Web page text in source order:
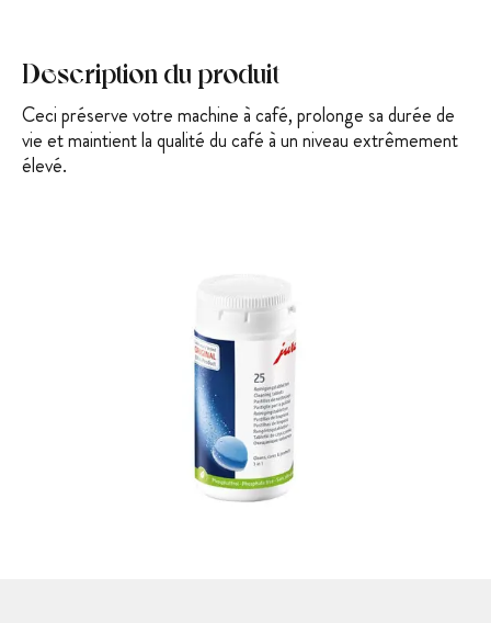
Description du produit
Ceci préserve votre machine à café, prolonge sa durée de
vie et maintient la qualité du café à un niveau extrêmement
élevé.